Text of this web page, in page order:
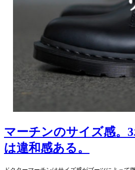
マーチンのサイズ感。
は違和感ある。